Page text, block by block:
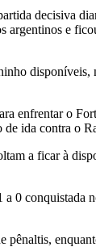
decisiva
argentinos e
enfrentar o
de ida contra o
a ficar à
0 conquistada
pênaltis,